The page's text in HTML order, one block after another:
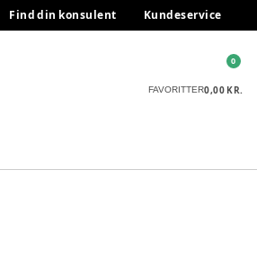
Find din konsulent Kundeservice
FAVORITTER0,00 KR.
0